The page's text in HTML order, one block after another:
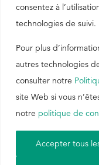
consentez à
technologies de suivi.
Pour plus
autres technologies
consulter notre
site Web si vous
notre politique de
Accepter tous
ANGLAIS
Conditions d'utilisation |